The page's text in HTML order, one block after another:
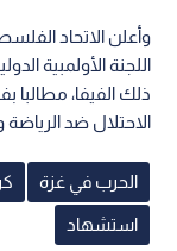
وأعلن الاتحاد
اللجنة الأولمبية
ذلك الفيفا، مطالبا
الاحتلال ضد
الحرب في غزة
استشهاد